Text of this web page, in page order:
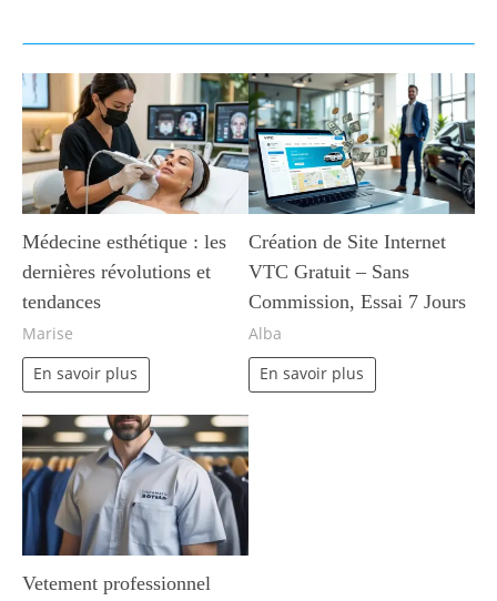
Médecine esthétique : les
dernières révolutions et
tendances
Marise
En savoir plus
Création de Site Internet
VTC Gratuit – Sans
Commission, Essai 7 Jours
Alba
En savoir plus
Vetement professionnel